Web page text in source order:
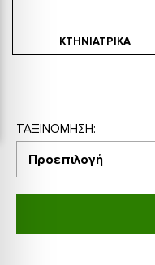
ΚΤΗΝΙΑΤΡΙΚΑ
ΤΑΞΙΝΌΜΗΣΗ: